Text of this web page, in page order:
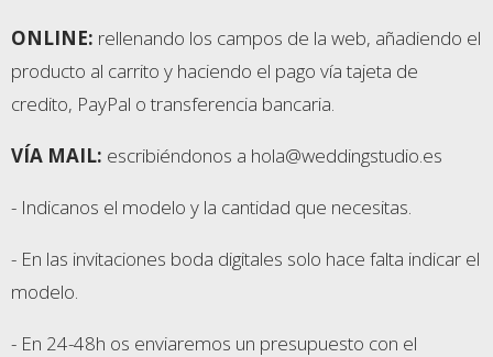
ONLINE: rellenando los campos de la web, añadiendo el
producto al carrito y haciendo el pago vía tajeta de
credito, PayPal o transferencia bancaria.
VÍA MAIL: escribiéndonos a hola@weddingstudio.es
- Indicanos el modelo y la cantidad que necesitas.
- En las invitaciones boda digitales solo hace falta indicar el
modelo.
- En 24-48h os enviaremos un presupuesto con el